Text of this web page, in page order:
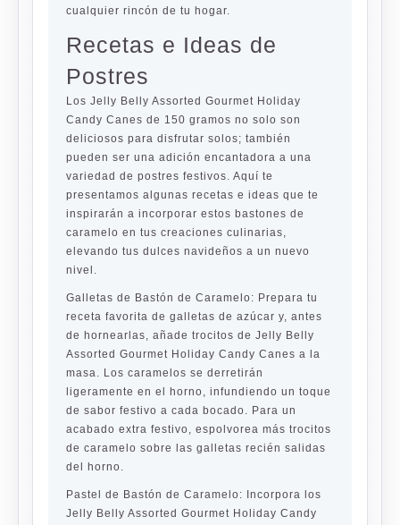
cualquier rincón de tu hogar.
Recetas e Ideas de
Postres
Los Jelly Belly Assorted Gourmet Holiday
Candy Canes de 150 gramos no solo son
deliciosos para disfrutar solos; también
pueden ser una adición encantadora a una
variedad de postres festivos. Aquí te
presentamos algunas recetas e ideas que te
inspirarán a incorporar estos bastones de
caramelo en tus creaciones culinarias,
elevando tus dulces navideños a un nuevo
nivel.
Galletas de Bastón de Caramelo: Prepara tu
receta favorita de galletas de azúcar y, antes
de hornearlas, añade trocitos de Jelly Belly
Assorted Gourmet Holiday Candy Canes a la
masa. Los caramelos se derretirán
ligeramente en el horno, infundiendo un toque
de sabor festivo a cada bocado. Para un
acabado extra festivo, espolvorea más trocitos
de caramelo sobre las galletas recién salidas
del horno.
Pastel de Bastón de Caramelo: Incorpora los
Jelly Belly Assorted Gourmet Holiday Candy